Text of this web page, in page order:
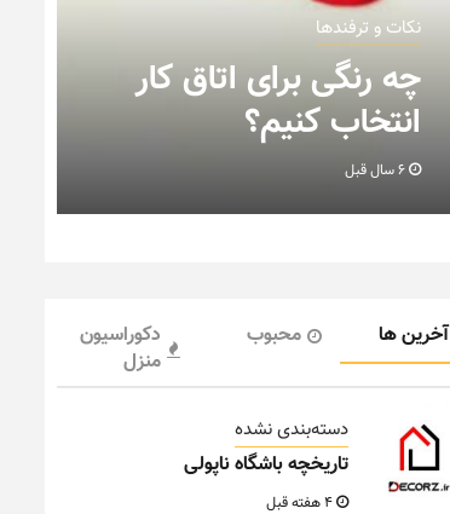
نکات و ترفندها
چه رنگی برای اتاق کار
انتخاب کنیم؟
آخرین ها محبوب
دکوراسیون
منزل
دسته‌بندی نشده
تاریخچه باشگاه ناپولی